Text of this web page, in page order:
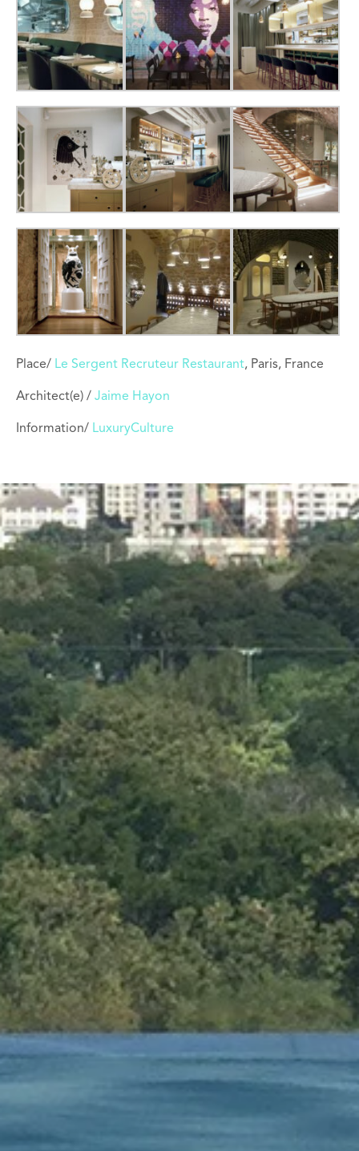
Place/ Le Sergent Recruteur Restaurant, Paris, France
Architect(e) / Jaime Hayon
Information/ LuxuryCulture